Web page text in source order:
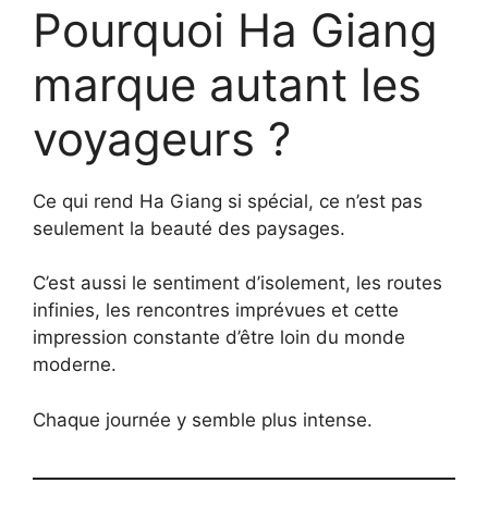
Pourquoi Ha Giang
marque autant les
voyageurs ?
Ce qui rend Ha Giang si spécial, ce n’est pas
seulement la beauté des paysages.
C’est aussi le sentiment d’isolement, les routes
infinies, les rencontres imprévues et cette
impression constante d’être loin du monde
moderne.
Chaque journée y semble plus intense.